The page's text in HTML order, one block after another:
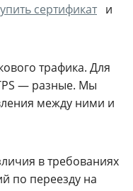
сертификат и
трафика. Для
— разные. Мы
между ними и
в требованиях
по переезду на